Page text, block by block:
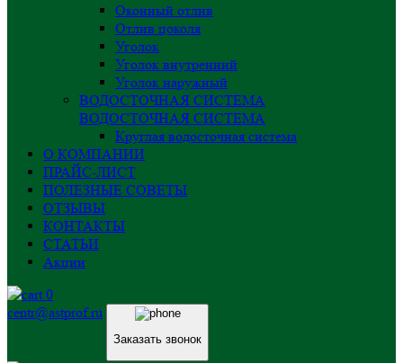
Оконный отлив
Отлив цоколя
Уголок
Уголок внутренний
Уголок наружный
ВОДОСТОЧНАЯ СИСТЕМА
ВОДОСТОЧНАЯ СИСТЕМА
Круглая водосточная система
О КОМПАНИИ
ПРАЙС-ЛИСТ
ПОЛЕЗНЫЕ СОВЕТЫ
ОТЗЫВЫ
КОНТАКТЫ
СТАТЬИ
Акции
0
centr@astprof.ru
Заказать звонок